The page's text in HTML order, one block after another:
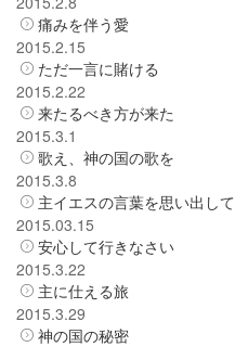
痛みを伴う愛
2015.2.15
ただ一言に賭ける
2015.2.22
来たるべき方が来た
2015.3.1
歌え、神の国の歌を
2015.3.8
主イエスの言葉を思い出して
2015.03.15
安心して行きなさい
2015.3.22
主に仕える旅
2015.3.29
神の国の秘密